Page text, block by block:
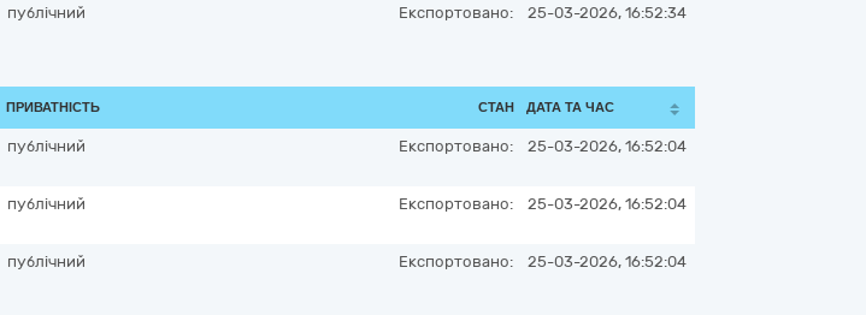
публічний Експортовано: 25-03-2026, 16:52:34
ПРИВАТНІСТЬ СТАН ДАТА ТА ЧАС
публічний Експортовано: 25-03-2026, 16:52:04
публічний Експортовано: 25-03-2026, 16:52:04
публічний Експортовано: 25-03-2026, 16:52:04